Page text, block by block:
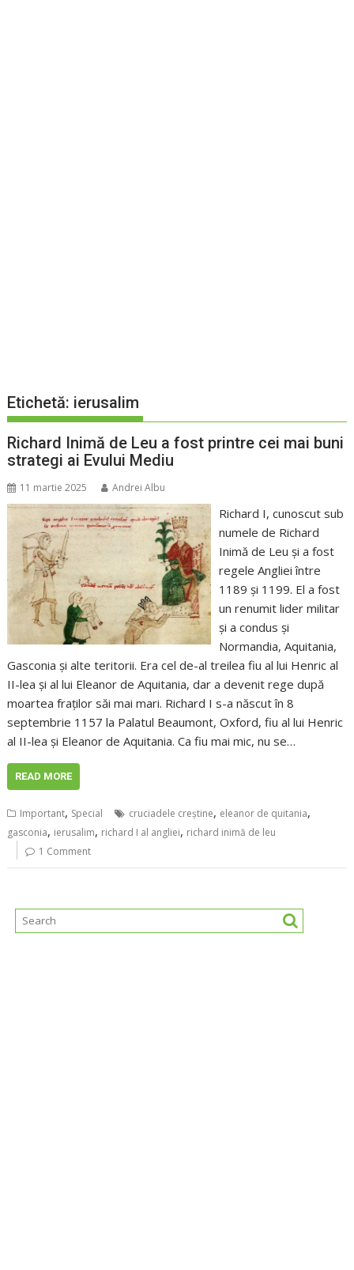
Etichetă: ierusalim
Richard Inimă de Leu a fost printre cei mai buni
strategi ai Evului Mediu
11 martie 2025 Andrei Albu
Richard I, cunoscut sub
numele de Richard
Inimă de Leu și a fost
regele Angliei între
1189 și 1199. El a fost
un renumit lider militar
și a condus și
Normandia, Aquitania,
Gasconia și alte teritorii. Era cel de-al treilea fiu al lui Henric al
II-lea și al lui Eleanor de Aquitania, dar a devenit rege după
moartea fraților săi mai mari. Richard I s-a născut în 8
septembrie 1157 la Palatul Beaumont, Oxford, fiu al lui Henric
al II-lea și Eleanor de Aquitania. Ca fiu mai mic, nu se…
READ MORE
Important, Special cruciadele creștine, eleanor de quitania,
gasconia, ierusalim, richard I al angliei, richard inimă de leu
1 Comment